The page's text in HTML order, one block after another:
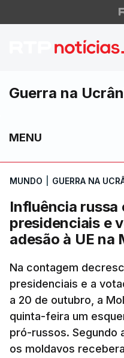
Guerra na
MENU
MUNDO GUERRA NA
Influência russa
presidenciais e
adesão à UE na
Na contagem
presidenciais e a
a 20 de outubro, a
quinta-feira um
pró-russos. Segundo
os moldavos